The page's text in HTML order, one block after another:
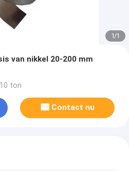
1/1
van nikkel 20-200 mm
ton
Contact nu